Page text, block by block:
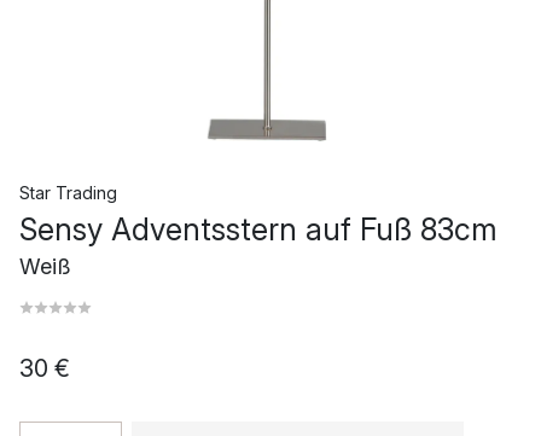
Star Trading
Sensy Adventsstern auf Fuß 83cm
Weiß
30 €